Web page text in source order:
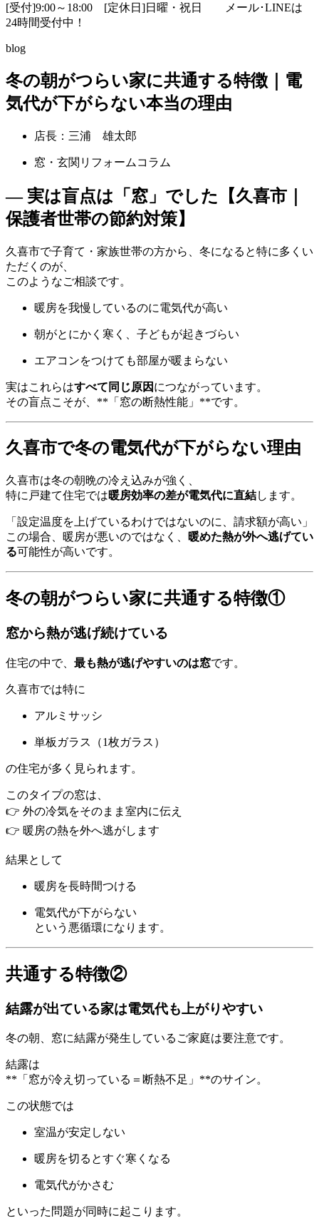
[受付]9:00～18:00 [定休日]日曜・祝日
メール･LINEは
24時間受付中！
blog
冬の朝がつらい家に共通する特徴｜電
気代が下がらない本当の理由
店長：三浦 雄太郎
窓・玄関リフォームコラム
― 実は盲点は「窓」でした【久喜市｜
保護者世帯の節約対策】
久喜市で子育て・家族世帯の方から、冬になると特に多くい
ただくのが、
このようなご相談です。
暖房を我慢しているのに電気代が高い
朝がとにかく寒く、子どもが起きづらい
エアコンをつけても部屋が暖まらない
実はこれらはすべて同じ原因 につながっています。
その盲点こそが、**「窓の断熱性能」**です。
久喜市で冬の電気代が下がらない理由
久喜市は冬の朝晩の冷え込みが強く、
特に戸建て住宅では暖房効率の差が電気代に直結します。
「設定温度を上げているわけではないのに、請求額が高い」
この場合、暖房が悪いのではなく、
暖めた熱が外へ逃げてい
る可能性が高いです。
冬の朝がつらい家に共通する特徴①
窓から熱が逃げ続けている
住宅の中で、 最も熱が逃げやすいのは窓です。
久喜市では特に
アルミサッシ
単板ガラス（1枚ガラス）
の住宅が多く見られます。
このタイプの窓は、
👉 外の冷気をそのまま室内に伝え
👉 暖房の熱を外へ逃がします
結果として
暖房を長時間つける
電気代が下がらない
という悪循環になります。
共通する特徴②
結露が出ている家は電気代も上がりやすい
冬の朝、窓に結露が発生しているご家庭は要注意です。
結露は
**「窓が冷え切っている＝断熱不足」**のサイン。
この状態では
室温が安定しない
暖房を切るとすぐ寒くなる
電気代がかさむ
といった問題が同時に起こります。